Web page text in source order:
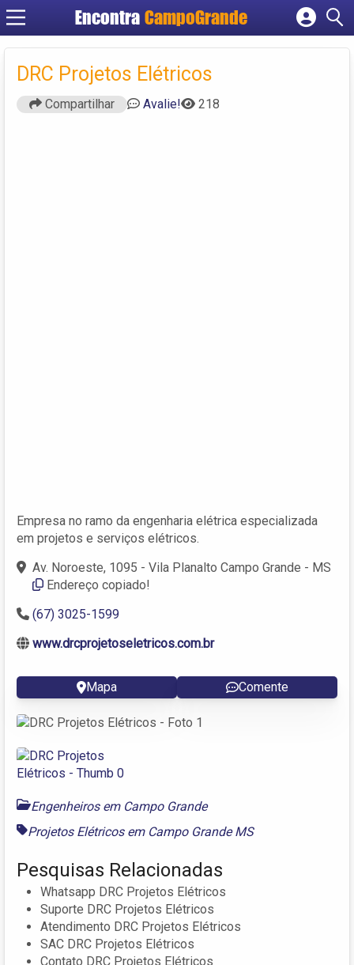
Encontra CampoGrande
Cadastrar empresa
Criar conta
DRC Projetos Elétricos
Compartilhar Avalie! 218
Empresa no ramo da engenharia elétrica especializada
em projetos e serviços elétricos.
Av. Noroeste, 1095 - Vila Planalto Campo Grande - MS
Endereço copiado!
(67) 3025-1599
www.drcprojetoseletricos.com.br
Mapa Comente
Engenheiros em Campo Grande
Projetos Elétricos em Campo Grande MS
Pesquisas Relacionadas
Whatsapp DRC Projetos Elétricos
Suporte DRC Projetos Elétricos
Atendimento DRC Projetos Elétricos
SAC DRC Projetos Elétricos
Contato DRC Projetos Elétricos